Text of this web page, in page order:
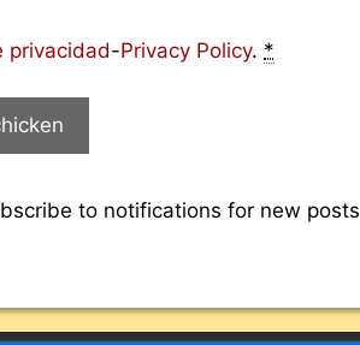
privacidad-Privacy Policy. *
to notifications for new posts